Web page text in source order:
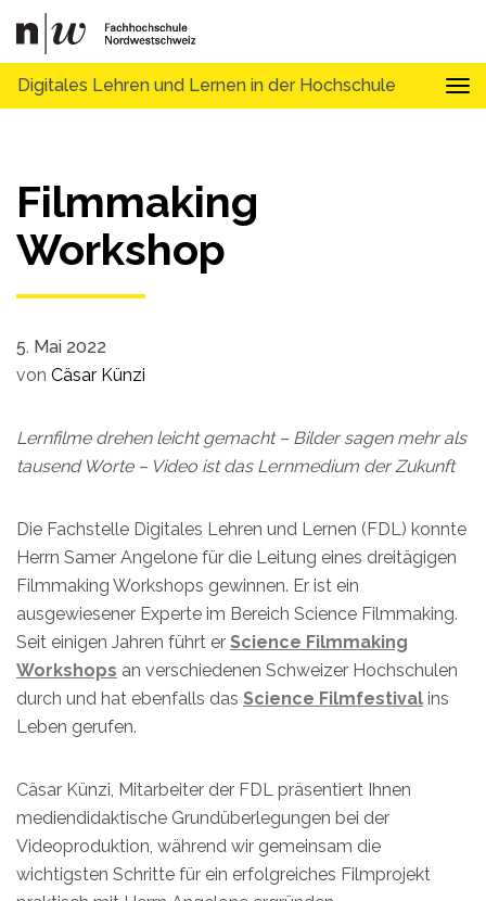
Digitales Lehren und Lernen in der Hochschule
Filmmaking
Workshop
5. Mai 2022
von Cäsar Künzi
Lernfilme drehen leicht gemacht – Bilder sagen mehr als
tausend Worte – Video ist das Lernmedium der Zukunft
Die Fachstelle Digitales Lehren und Lernen (FDL) konnte
Herrn Samer Angelone für die Leitung eines dreitägigen
Filmmaking Workshops gewinnen. Er ist ein
ausgewiesener Experte im Bereich Science Filmmaking.
Seit einigen Jahren führt er Science Filmmaking
Workshops an verschiedenen Schweizer Hochschulen
durch und hat ebenfalls das Science Filmfestival ins
Leben gerufen.
Cäsar Künzi, Mitarbeiter der FDL präsentiert Ihnen
mediendidaktische Grundüberlegungen bei der
Videoproduktion, während wir gemeinsam die
wichtigsten Schritte für ein erfolgreiches Filmprojekt